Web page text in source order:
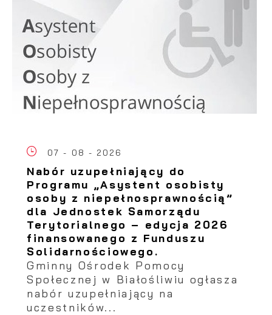
07 - 08 - 2026
Nabór uzupełniający do
Programu „Asystent osobisty
osoby z niepełnosprawnością”
dla Jednostek Samorządu
Terytorialnego – edycja 2026
finansowanego z Funduszu
Solidarnościowego.
Gminny Ośrodek Pomocy
Społecznej w Białośliwiu ogłasza
nabór uzupełniający na
uczestników...